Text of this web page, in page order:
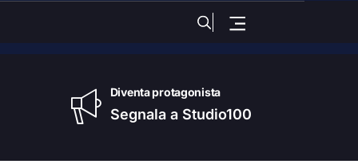
Diventa protagonista
Segnala a Studio100